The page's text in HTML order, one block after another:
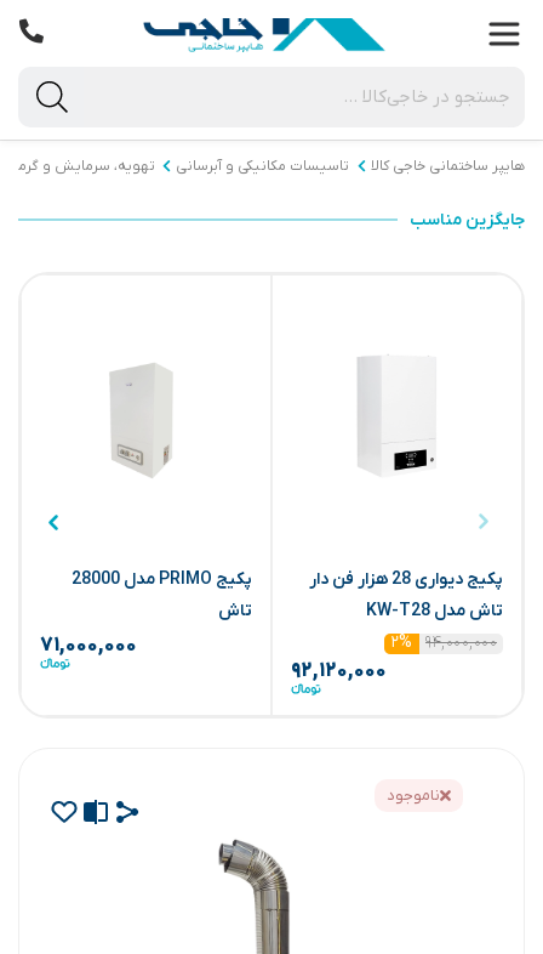
هایپر ساختمانی خاجی‌ کالا تاسیسات مکانیکی و آبرسانی تهویه، سرمایش و
جایگزین مناسب
پکیج دیواری 28 هزار فن دار
تاش مدل KW-T28
۹۴,۰۰۰,۰۰۰
۲%
۹۲,۱۲۰,۰۰۰
پکیج PRIMO مدل 28000
تاش
۷۱,۰۰۰,۰۰۰
ناموجود